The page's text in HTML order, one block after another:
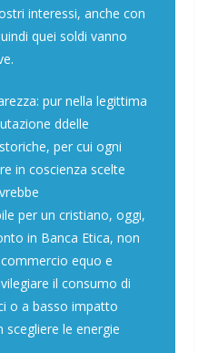
interessi, anche con
quei soldi vanno
pur nella legittima
ddelle
per cui ogni
in coscienza scelte
per un cristiano, oggi,
in Banca Etica, non
equo e
il consumo di
o a basso impatto
scegliere le energie